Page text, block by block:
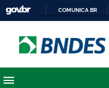
COMUNICA BR